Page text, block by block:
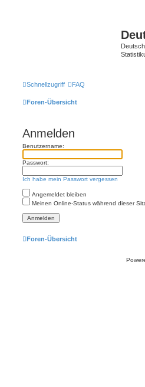
Schnellzugriff FAQ
Foren-Übersicht
Anmelden
Benutzername:
Passwort:
Ich habe mein Passwort vergessen
Angemeldet bleiben
Meinen Online-Status während dieser
Foren-Übersicht